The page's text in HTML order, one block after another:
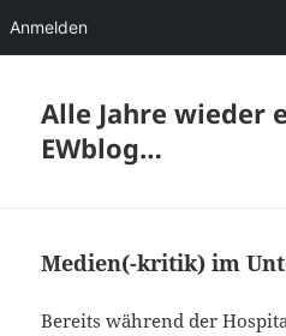
Anmelden
Alle Jahre wieder
EWblog…
Medien(-kritik) im
Bereits während der